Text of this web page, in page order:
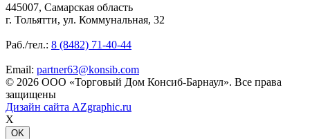
445007, Самарская область
г. Тольятти, ул. Коммунальная, 32
Раб./тел.: 8 (8482) 71-40-44
Email: partner63@konsib.com
© 2026 ООО «Торговый Дом Консиб-Барнаул». Все права
защищены
Дизайн сайта AZgraphic.ru
X
OK